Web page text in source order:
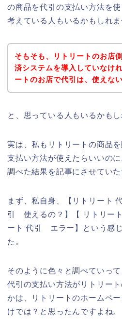
の商品を代引の支払い方法を
考えている人もいるかもしれま
そもそも、リトリートのお店
済システムを導入していなけ
ートのお店で代引は、使えな
と、思っている人もいるかもし
実は、私もリトリートの商品
支払い方法が使えたらいいの
調べた結果を記事にさせていた
まず、私自身、【リトリート
引 使えるの？】【 リトリー
ート 代引 エラー】という感
た。
そのように色々と調べていっ
代引の支払い方法がリトリー
かは、リトリートのホームペ
けでは？と思ったんですよね。